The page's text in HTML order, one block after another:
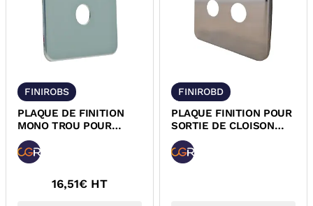
FINIROBS
PLAQUE DE FINITION
MONO TROU POUR
SORTIE DE CLOISON
FIXAROB CGR
16,51€ HT
FINIROBD
PLAQUE FINITION POUR
SORTIE DE CLOISON
FIXAROB DOUBLE